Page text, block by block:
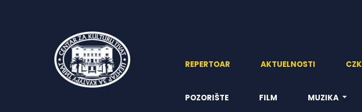
REPERTOAR AKTUELNOSTI CZK
POZORIŠTE FILM MUZIKA